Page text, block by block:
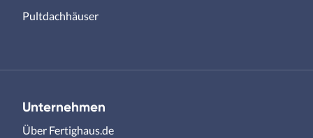
Pultdachhäuser
Unternehmen
Über Fertighaus.de